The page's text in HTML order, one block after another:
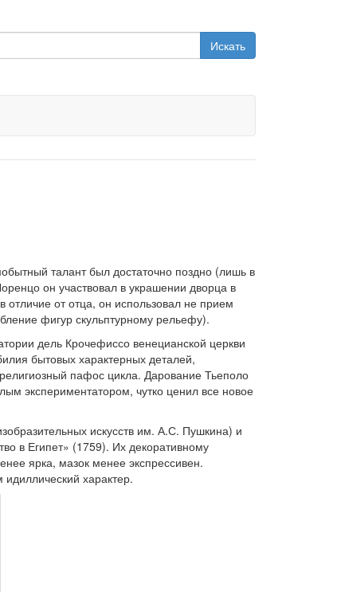
Искать
талант был достаточно поздно (лишь в
он участвовал в украшении дворца в
от отца, он использовал не прием
фигур скульптурному рельефу).
дель Крочефиссо венецианской церкви
бытовых характерных деталей,
пафос цикла. Дарование Тьеполо
экспериментатором, чутко ценил все новое
искусств им. А.С. Пушкина) и
в Египет» (1759). Их декоративному
ярка, мазок менее экспрессивен.
характер.